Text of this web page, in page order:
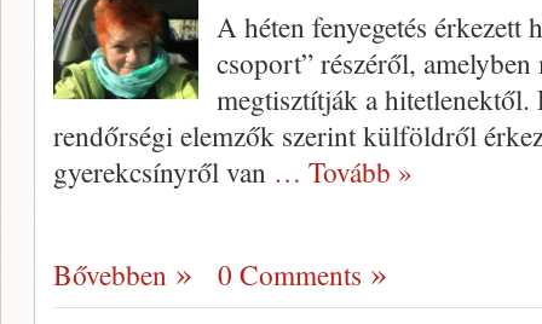
A héten fenyegetés érkezett
csoport” részéről,
megtisztítják a hitetlenektől.
rendőrségi elemzők szerint külföldről
gyerekcsínyről van … Tovább »
Bővebben 0 Comments